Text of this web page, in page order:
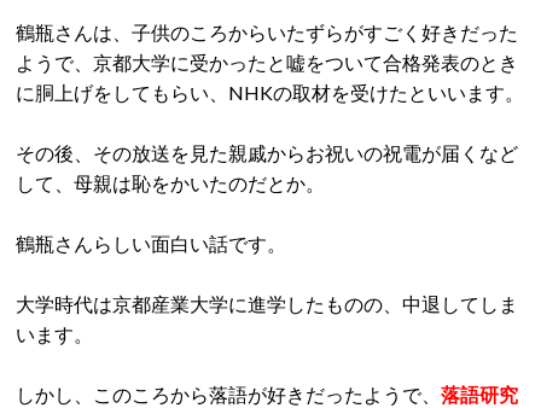
鶴瓶さんは、子供のころからいたずらがすごく好きだった
ようで、京都大学に受かったと嘘をついて合格発表のとき
に胴上げをしてもらい、NHKの取材を受けたといいます。
その後、その放送を見た親戚からお祝いの祝電が届くなど
して、母親は恥をかいたのだとか。
鶴瓶さんらしい面白い話です。
大学時代は京都産業大学に進学したものの、中退してしま
います。
しかし、このころから落語が好きだったようで、 落語研究